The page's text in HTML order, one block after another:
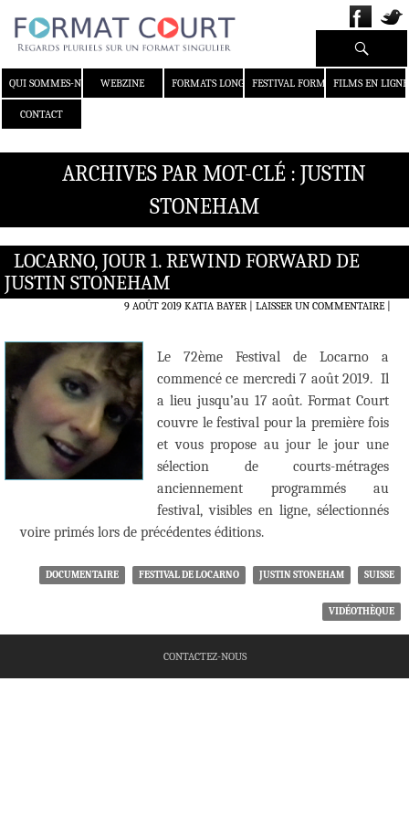
QUI SOMMES-NOUS ?WEBZINE FORMATS LONGS FESTIVAL FORMAT COURT
FILMS EN LIGNE
CONTACT
Recherche
ARCHIVES PAR MOT-CLÉ : JUSTIN
STONEHAM
LOCARNO, JOUR 1. REWIND FORWARD DE
JUSTIN STONEHAM
9 AOÛT 2019 KATIA BAYER LAISSER UN COMMENTAIRE|
Le 72ème Festival de Locarno a
commencé ce mercredi 7 août 2019. Il
a lieu jusqu’au 17 août. Format Court
couvre le festival pour la première fois
et vous propose au jour le jour une
sélection de courts-métrages
anciennement programmés au
festival, visibles en ligne, sélectionnés
voire primés lors de précédentes éditions.
DOCUMENTAIRE FESTIVAL DE LOCARNO JUSTIN STONEHAM SUISSE
VIDÉOTHÈQUE
CONTACTEZ-NOUS